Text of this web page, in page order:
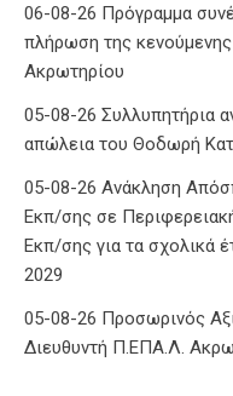
06-08-26 Πρόγραμμα
πλήρωση της
Ακρωτηρίου
05-08-26 Συλλυπητήρια
απώλεια του Θοδωρή
05-08-26 Ανάκληση
Εκπ/σης σε
Εκπ/σης για τα σχολικά
2029
05-08-26 Προσωρινός
Διευθυντή Π.ΕΠΑ.Λ.